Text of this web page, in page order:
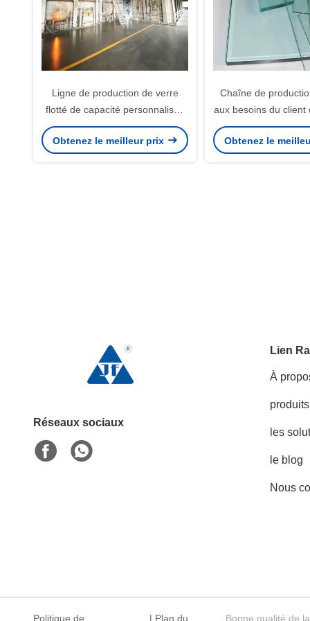
Ligne de production de verre
flotté de capacité personnalisée
380V Machine de fabrication de
verre flotté
Obtenez le meilleur prix
Chaîne de
aux besoins du client
feuille machine de
verre de feuille
Obtenez le
Réseaux sociaux
Lien
À
produits
les
le blog
Nous
Politique de | Plan du Bonne qualité de